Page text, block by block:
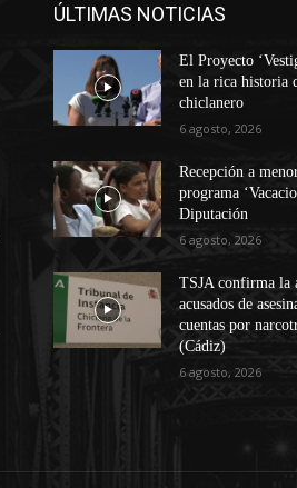
ÚLTIMAS NOTICIAS
El Proyecto
en la rica historia
chiclanero
6 agosto, 2026
Recepción a
programa
Diputación
6 agosto, 2026
TSJA confirma la
acusados de
cuentas por
(Cádiz)
6 agosto, 2026